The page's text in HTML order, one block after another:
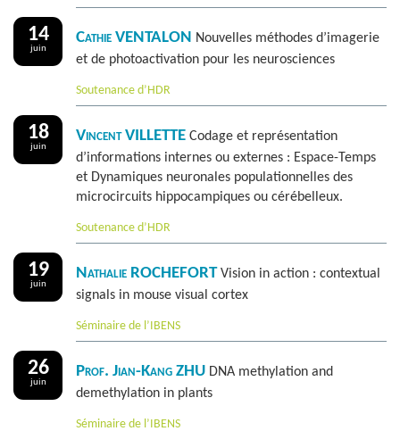
14
juin
Cathie VENTALON Nouvelles méthodes d’imagerie
et de photoactivation pour les neurosciences
Soutenance d’HDR
18
juin
Vincent VILLETTE Codage et représentation
d’informations internes ou externes : Espace-Temps
et Dynamiques neuronales populationnelles des
microcircuits hippocampiques ou cérébelleux.
Soutenance d’HDR
19
juin
Nathalie ROCHEFORT Vision in action : contextual
signals in mouse visual cortex
Séminaire de l’IBENS
26
juin
Prof. Jian-Kang ZHU DNA methylation and
demethylation in plants
Séminaire de l’IBENS